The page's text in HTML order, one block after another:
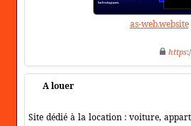
as-web.website
https
A louer
Site dédié à la location : voiture,